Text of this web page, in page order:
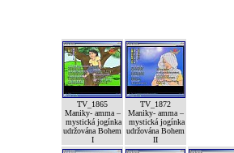
TV_1865
Maniky- amma –
mystická jogínka
udržována Bohem
I
TV_1872
Maniky- amma –
mystická jogínka
udržována Bohem
II